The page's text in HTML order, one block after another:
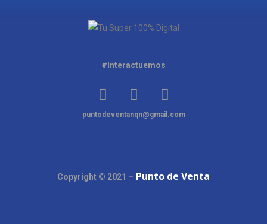
#Interactuemos
puntodeventanqn@gmail.com
Copyright © 2021 – Punto de Venta